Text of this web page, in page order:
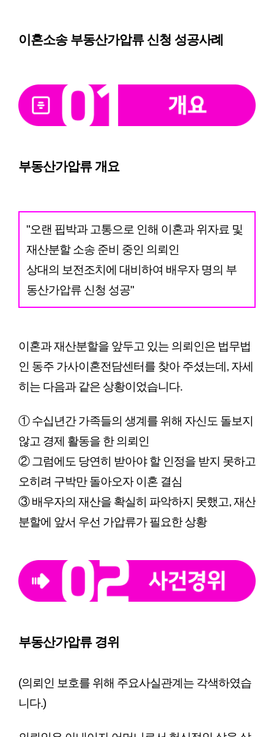
이혼소송 부동산가압류 신청 성공사례
부동산가압류 개요
"오랜 핍박과 고통으로 인해 이혼과 위자료 및
재산분할 소송 준비 중인 의뢰인
상대의 보전조치에 대비하여 배우자 명의 부
동산가압류 신청 성공"
이혼과 재산분할을 앞두고 있는 의뢰인은 법무법
인 동주 가사이혼전담센터를 찾아 주셨는데, 자세
히는 다음과 같은 상황이었습니다.
① 수십년간 가족들의 생계를 위해 자신도 돌보지
않고 경제 활동을 한 의뢰인
② 그럼에도 당연히 받아야 할 인정을 받지 못하고
오히려 구박만 돌아오자 이혼 결심
③ 배우자의 재산을 확실히 파악하지 못했고, 재산
분할에 앞서 우선 가압류가 필요한 상황
부동산가압류 경위
(의뢰인 보호를 위해 주요사실관계는 각색하였습
니다.)